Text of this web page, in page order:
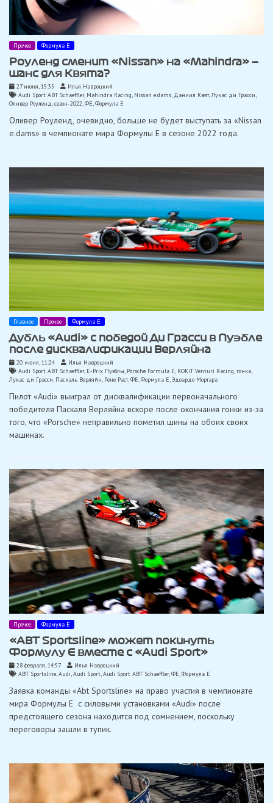
Прочее Формула Е
Роуленд сменит «Nissan» на «Mahindra» —
шанс для Квята?
27 июня, 15:35
Илья Навроцкий
Audi Sport ABT Schaeffler, Mahindra Racing, Nissan e.dams, Даниил Квят,Лукас ди Грасси
Оливер Роуленд,сезон-2022,ФЕ,Формула Е
Оливер Роуленд, очевидно, больше не будет выступать за «Nissan
e.dams» в чемпионате мира Формулы E в сезоне 2022 года.
Главное Прочее Формула Е
Дубль «Audi» с победой Ди Грасси в Пуэбле
после дисквалификации Верляйна
20 июня, 11:24
Илья Навроцкий
Audi Sport ABT Schaeffler, E-Prix Пуэблы, Porsche Formula E, ROKiT Venturi Racing, гонка
Лукас ди Грасси, Паскаль Верляйн, Рене Раст,ФЕ,Формула Е,Эдоардо Мортара
Пилот «Audi» выиграл от дисквалификации первоначального
победителя Паскаля Верляйна вскоре после окончания гонки из-за
того, что «Porsche» неправильно пометил шины на обоих своих
машинах.
Прочее Формула Е
«ABT Sportsline» может покинуть
Формулу Е вместе с «Audi Sport»
28 февраля, 14:57
Илья Навроцкий
ABT Sportsline Audi Audi Sport Audi Sport ABT Schaeffler, ФЕ Формула Е
Заявка команды «Abt Sportsline» на право участия в чемпионате
мира Формулы Е с силовыми установками «Audi» после
предстоящего сезона находится под сомнением, поскольку
переговоры зашли в тупик.